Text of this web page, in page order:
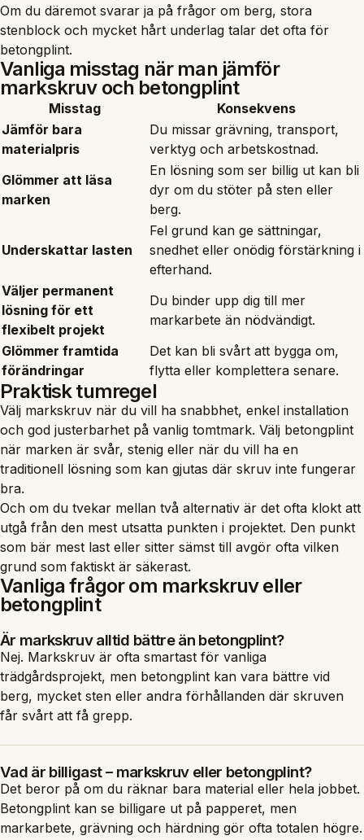
Om du däremot svarar ja på frågor om berg, stora
stenblock och mycket hårt underlag talar det ofta för
betongplint.
Vanliga misstag när man jämför
markskruv och betongplint
Misstag
Konsekvens
Jämför bara
materialpris
Du missar grävning, transport,
verktyg och arbetskostnad.
Glömmer att läsa
marken
En lösning som ser billig ut kan bli
dyr om du stöter på sten eller
berg.
Underskattar lasten
Fel grund kan ge sättningar,
snedhet eller onödig förstärkning i
efterhand.
Väljer permanent
lösning för ett
flexibelt projekt
Du binder upp dig till mer
markarbete än nödvändigt.
Glömmer framtida
förändringar
Det kan bli svårt att bygga om,
flytta eller komplettera senare.
Praktisk tumregel
Välj markskruv när du vill ha snabbhet, enkel installation
och god justerbarhet på vanlig tomtmark. Välj betongplint
när marken är svår, stenig eller när du vill ha en
traditionell lösning som kan gjutas där skruv inte fungerar
bra.
Och om du tvekar mellan två alternativ är det ofta klokt att
utgå från den mest utsatta punkten i projektet. Den punkt
som bär mest last eller sitter sämst till avgör ofta vilken
grund som faktiskt är säkerast.
Vanliga frågor om markskruv eller
betongplint
Är markskruv alltid bättre än betongplint?
Nej. Markskruv är ofta smartast för vanliga
trädgårdsprojekt, men betongplint kan vara bättre vid
berg, mycket sten eller andra förhållanden där skruven
får svårt att få grepp.
Vad är billigast – markskruv eller betongplint?
Det beror på om du räknar bara material eller hela jobbet.
Betongplint kan se billigare ut på papperet, men
markarbete, grävning och härdning gör ofta totalen högre.